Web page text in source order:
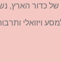
של כדור הארץ,
ויזואלי